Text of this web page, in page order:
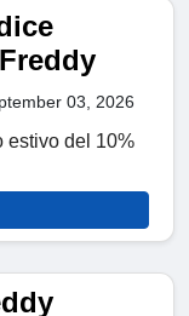
03, 2026
estivo del 10%